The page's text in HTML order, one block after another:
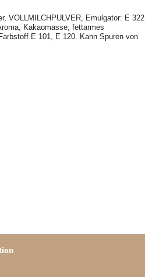
VOLLMILCHPULVER, Emulgator: E 322
Kakaomasse, fettarmes
E 101, E 120. Kann Spuren von